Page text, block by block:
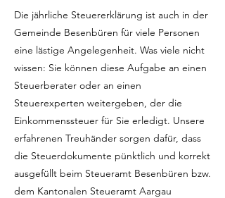
Die jährliche Steuererklärung ist auch in der
Gemeinde Besenbüren für viele Personen
eine lästige Angelegenheit. Was viele nicht
wissen: Sie können diese Aufgabe an einen
Steuerberater oder an einen
Steuerexperten weitergeben, der die
Einkommenssteuer für Sie erledigt. Unsere
erfahrenen Treuhänder sorgen dafür, dass
die Steuerdokumente pünktlich und korrekt
ausgefüllt beim Steueramt Besenbüren bzw.
dem Kantonalen Steueramt Aargau